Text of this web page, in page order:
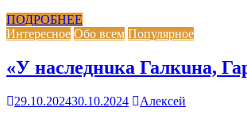
ПОДРОБНЕЕ
Интересное Обо всем Популярное
«У наследнuка Галкuна,
29.10.202430.10.2024 Алексей